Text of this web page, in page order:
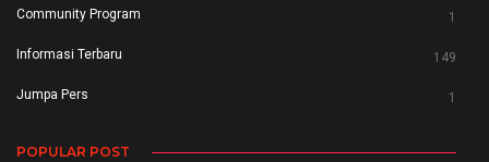
Community Program 1
Informasi Terbaru 149
Jumpa Pers 1
POPULAR POST